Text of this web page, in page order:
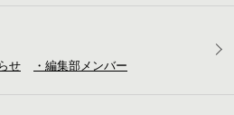
せ ・編集部メンバー